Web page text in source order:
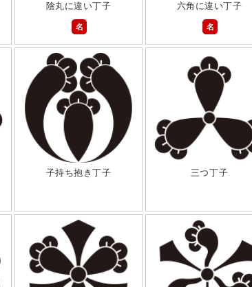
陰丸に違い丁子
名
六角に違い丁子
名
子持ち抱き丁子 三つ丁子